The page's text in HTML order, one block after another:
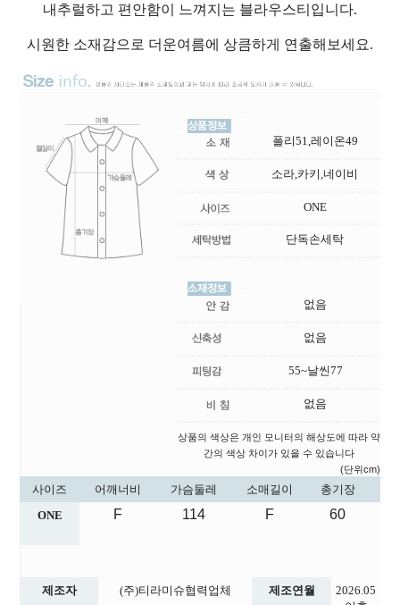
내추럴하고 편안함이 느껴지는 블라우스티입니다.
시원한 소재감으로 더운여름에 상큼하게 연출해보세요.
폴리51,레이온49
소라,카키,네이비
ONE
단독손세탁
없음
없음
55~날씬77
없음
상품의 색상은 개인 모니터의 해상도에 따라 약
간의 색상 차이가 있을 수 있습니다
(단위cm)
사이즈 어깨너비 가슴둘레 소매길이
총기장
ONE
F 114 F 60
제조자 (주)티라미슈협력업체 제조연월
2026.05